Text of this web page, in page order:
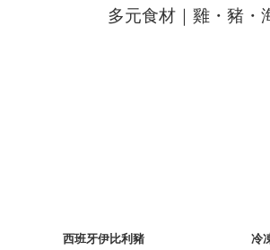
多元食材｜雞・豬・
西班牙伊比利豬 冷